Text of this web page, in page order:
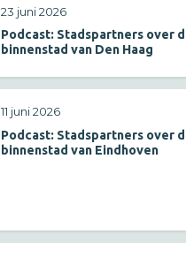
Podcast: Stadspartners over
binnenstad van Den Haag
23 juni 2026
Podcast: Stadspartners over
binnenstad van Eindhoven
11 juni 2026